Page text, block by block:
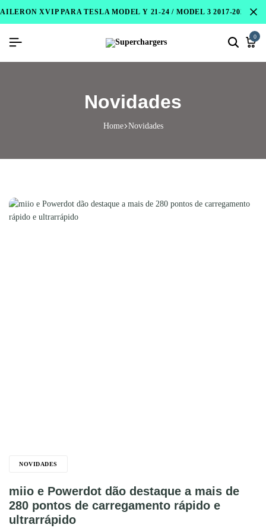
AILERON XVIP PARA TESLA MODEL Y 21-24 / MODEL 3 2017-2023 /
0
Novidades
Home Novidades
NOVIDADES
miio e Powerdot dão destaque a mais de
280 pontos de carregamento rápido e
ultrarrápido